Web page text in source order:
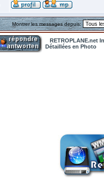
Montrer les messages depuis:
RETROPLANE.net
Détaillées en Photo